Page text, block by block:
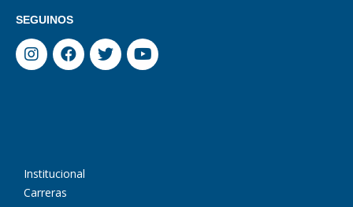
SEGUINOS
Institucional
Carreras